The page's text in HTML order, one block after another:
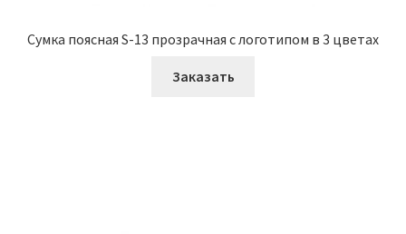
Сумка поясная S-13 прозрачная с логотипом в 3 цветах
Заказать